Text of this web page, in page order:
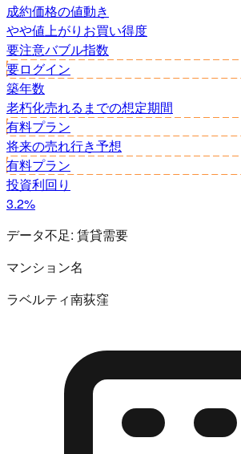
成約価格の値動き
やや値上がり お買い得度
要注意バブル指数
要ログイン
築年数
老朽化売れるまでの想定期間
有料プラン
将来の売れ行き予想
有料プラン
投資利回り
3.2%
データ不足: 賃貸需要
マンション名
ラベルティ南荻窪